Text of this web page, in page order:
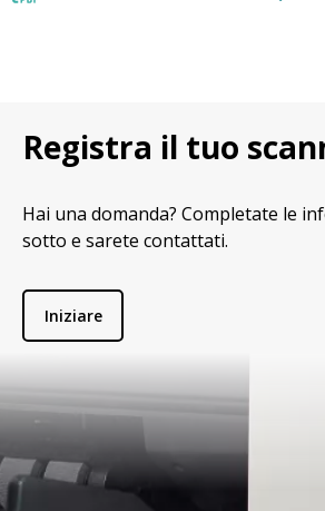
Registra il tuo
Hai una domanda? Completate le
sotto e sarete contattati.
Iniziare